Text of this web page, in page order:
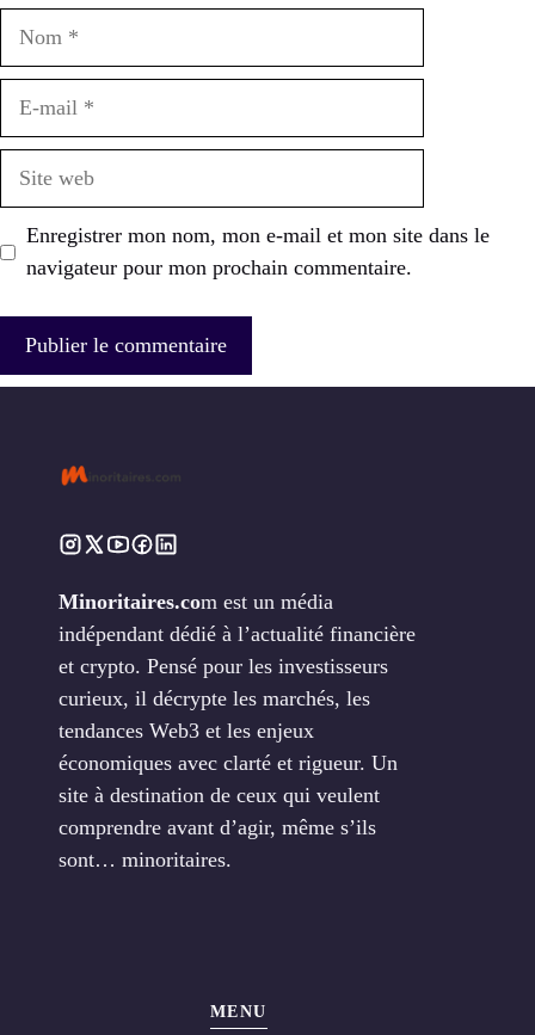
Enregistrer mon nom, mon e-mail et mon site dans le
navigateur pour mon prochain commentaire.
Minoritaires.com est un média
indépendant dédié à l’actualité financière
et crypto. Pensé pour les investisseurs
curieux, il décrypte les marchés, les
tendances Web3 et les enjeux
économiques avec clarté et rigueur. Un
site à destination de ceux qui veulent
comprendre avant d’agir, même s’ils
sont… minoritaires.
MENU